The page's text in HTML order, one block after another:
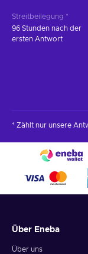
Streitbeilegung *
96 Stunden nach der
ersten Antwort
* Zählt nur unsere
Über Eneba
Über uns